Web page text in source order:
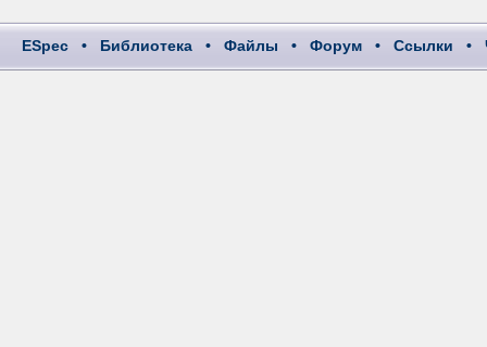
ESpec • Библиотека • Файлы • Форум • Ссылки •